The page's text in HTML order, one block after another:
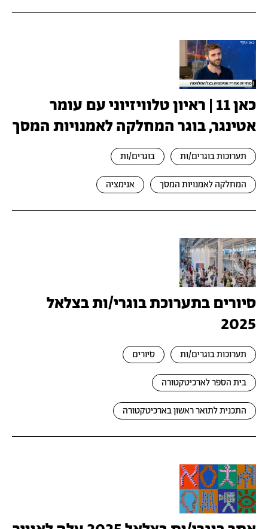
כאן 11 | ראיון טלוויזיוני עם עומר
אטינגר, בוגר המחלקה לאמנויות המסך
תערוכות בוגרים/ות בוגרים/ות
המחלקה לאמנויות המסך אנימציה
סיורים בתערוכת בוגרי/ות בצלאל
2025
תערוכות בוגרים/ות סיורים
בית הספר לארכיטקטורה
התכנית לתואר ראשון בארכיטקטורה